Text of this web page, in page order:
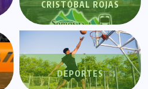
CRISTÓBAL ROJAS
DEPORTES